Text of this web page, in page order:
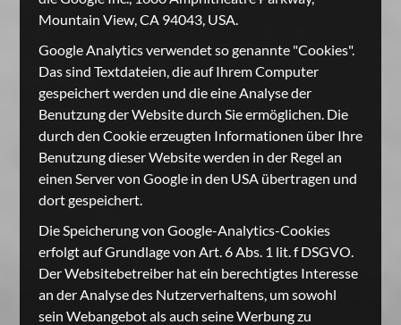
Mountain View, CA 94043, USA.
Google Analytics verwendet so genannte "Cookies".
Das sind Textdateien, die auf Ihrem Computer
gespeichert werden und die eine Analyse der
Benutzung der Website durch Sie ermöglichen. Die
durch den Cookie erzeugten Informationen über Ihre
Benutzung dieser Website werden in der Regel an
einen Server von Google in den USA übertragen und
dort gespeichert.
Die Speicherung von Google-Analytics-Cookies
erfolgt auf Grundlage von Art. 6 Abs. 1 lit. f DSGVO.
Der Websitebetreiber hat ein berechtigtes Interesse
an der Analyse des Nutzerverhaltens, um sowohl
sein Webangebot als auch seine Werbung zu